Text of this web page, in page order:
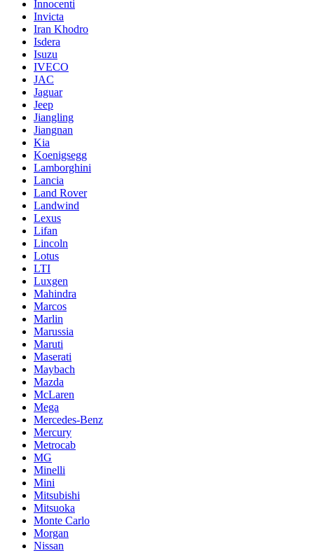
Innocenti
Invicta
Iran Khodro
Isdera
Isuzu
IVECO
JAC
Jaguar
Jeep
Jiangling
Jiangnan
Kia
Koenigsegg
Lamborghini
Lancia
Land Rover
Landwind
Lexus
Lifan
Lincoln
Lotus
LTI
Luxgen
Mahindra
Marcos
Marlin
Marussia
Maruti
Maserati
Maybach
Mazda
McLaren
Mega
Mercedes-Benz
Mercury
Metrocab
MG
Minelli
Mini
Mitsubishi
Mitsuoka
Monte Carlo
Morgan
Nissan